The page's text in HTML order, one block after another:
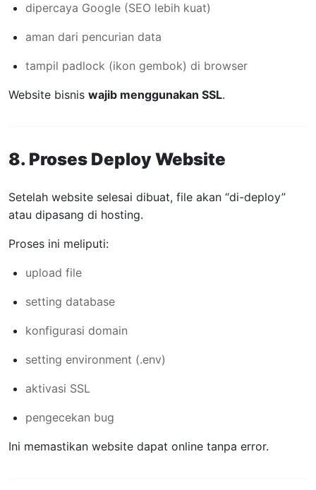
dipercaya Google (SEO lebih kuat)
aman dari pencurian data
tampil padlock (ikon gembok) di browser
Website bisnis wajib menggunakan SSL.
8. Proses Deploy Website
Setelah website selesai dibuat, file akan “di-deploy”
atau dipasang di hosting.
Proses ini meliputi:
upload file
setting database
konfigurasi domain
setting environment (.env)
aktivasi SSL
pengecekan bug
Ini memastikan website dapat online tanpa error.